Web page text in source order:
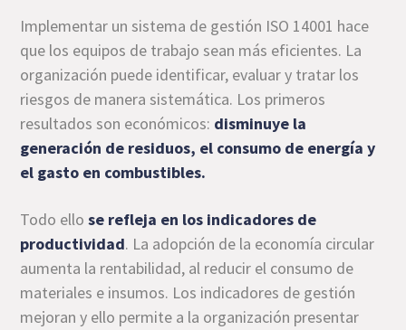
Implementar un sistema de gestión ISO 14001 hace
que los equipos de trabajo sean más eficientes. La
organización puede identificar, evaluar y tratar los
riesgos de manera sistemática. Los primeros
resultados son económicos: disminuye la
generación de residuos, el consumo de energía y
el gasto en combustibles.
Todo ellose refleja en los indicadores de
productividad. La adopción de la economía circular
aumenta la rentabilidad, al reducir el consumo de
materiales e insumos. Los indicadores de gestión
mejoran y ello permite a la organización presentar